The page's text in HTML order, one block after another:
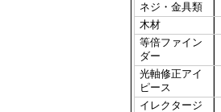
ネジ・金具類
木材
等倍ファイン
ダー
光軸修正アイ
ピース
イレクタージ